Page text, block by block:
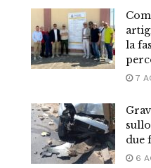
la
7
due
6